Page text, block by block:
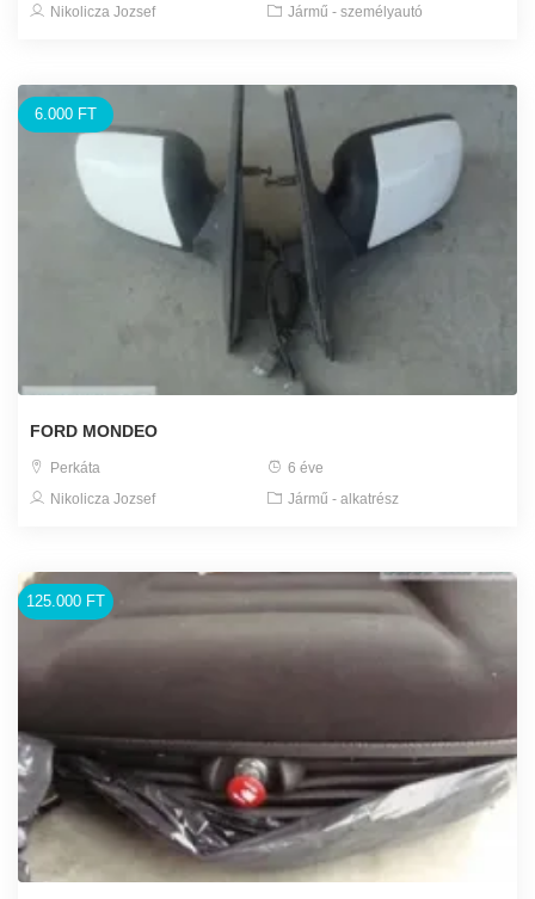
Nikolicza Jozsef Jármű - személyautó
6.000 FT
FORD MONDEO
Perkáta
6 éve
Nikolicza Jozsef
Jármű - alkatrész
125.000 FT